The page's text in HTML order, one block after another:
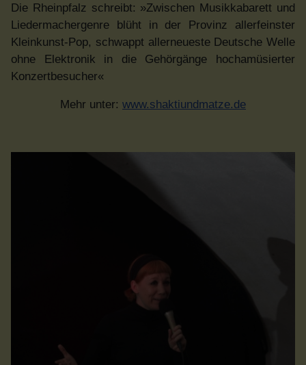
Die Rheinpfalz schreibt: »Zwischen Musikkabarett und
Liedermachergenre blüht in der Provinz allerfeinster
Kleinkunst-Pop, schwappt allerneueste Deutsche Welle
ohne Elektronik in die Gehörgänge hochamüsierter
Konzertbesucher«
Mehr unter: www.shaktiundmatze.de